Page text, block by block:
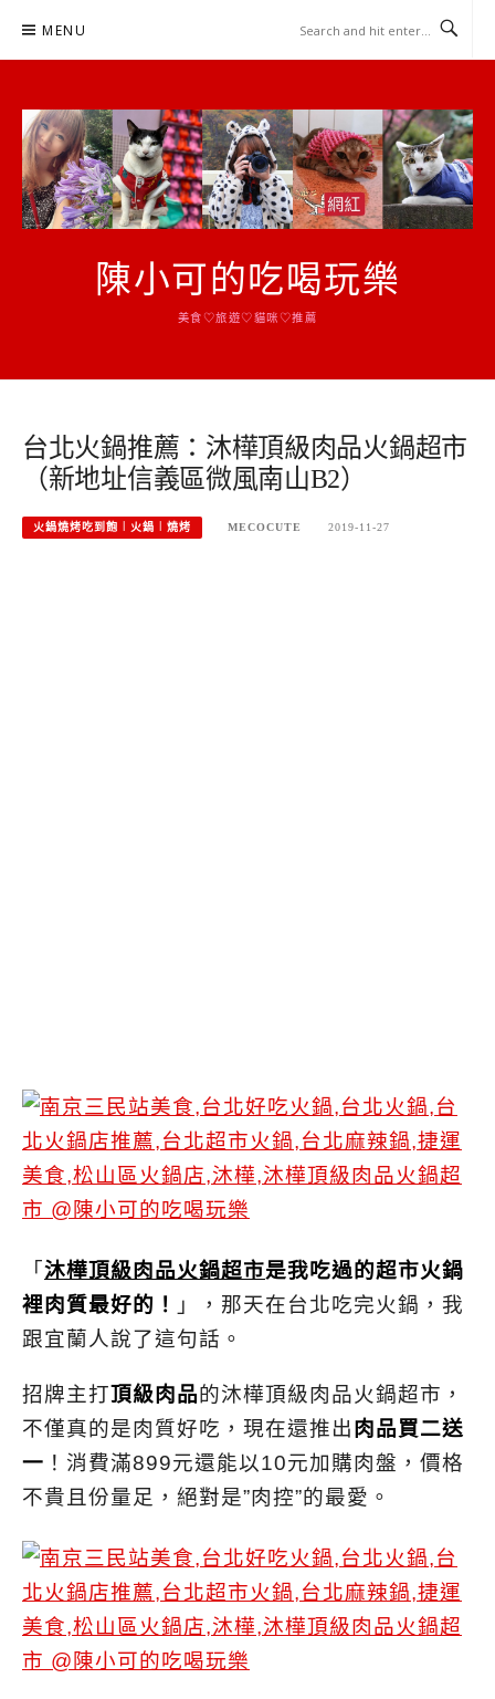
MENU
陳小可的吃喝玩樂
美食♡旅遊♡貓咪♡推薦
台北火鍋推薦：沐樺頂級肉品火鍋超市
（新地址信義區微風南山B2）
火鍋燒烤吃到飽︱火鍋︱燒烤 MECOCUTE 2019-11-27
「 沐樺頂級肉品火鍋超市是我吃過的超市火鍋
裡肉質最好的！
」，那天在台北吃完火鍋，我
跟宜蘭人說了這句話。
招牌主打頂級肉品的沐樺頂級肉品火鍋超市，
不僅真的是肉質好吃，現在還推出 肉品買二送
一 ！消費滿899元還能以10元加購肉盤，價格
不貴且份量足，絕對是”肉控”的最愛。